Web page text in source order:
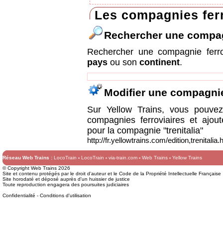
Les compagnies
Rechercher une
Rechercher une compagnie
pays ou son continent.
Modifier une
Sur Yellow Trains, vous
compagnies ferroviaires et
pour la compagnie "trenitalia"
http://fr.yellowtrains.com/
Réseau Web Trains : LocoTrain LocoTrain via-train.com Web Trains
Yellow Trains
© Copyright Web Trains 2026
Site et contenu protégés par le droit d'auteur et le Code de la Propriété Intellectuelle Française
Site horodaté et déposé auprès d'un huissier de justice
Toute reproduction engagera des poursuites judiciaires
Confidentialité - Conditions d'utilisation